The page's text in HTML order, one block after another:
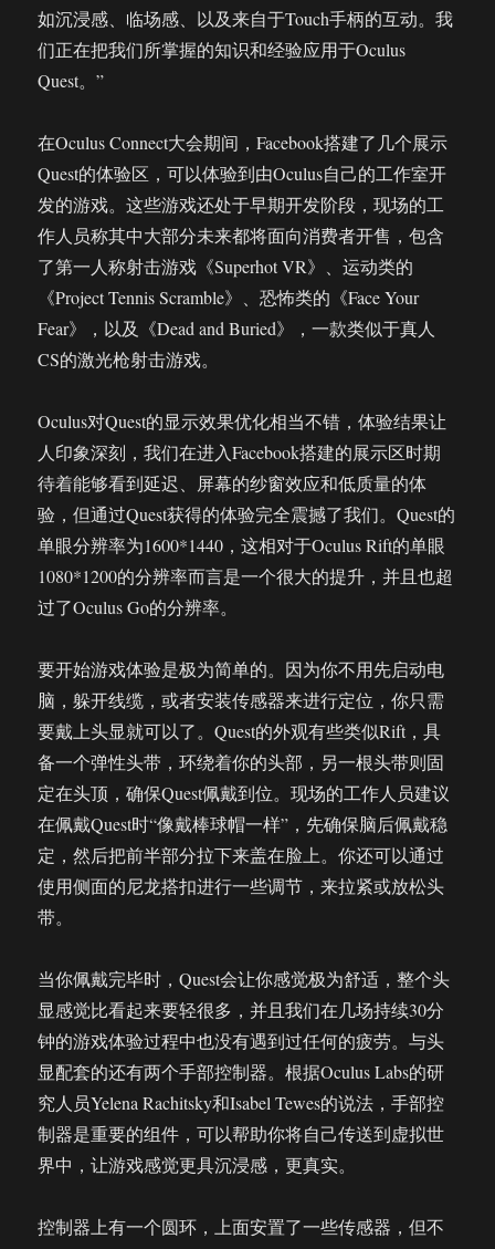
如沉浸感、临场感、以及来自于Touch手柄的互动。我
们正在把我们所掌握的知识和经验应用于Oculus
Quest。”
在Oculus Connect大会期间，Facebook搭建了几个展示
Quest的体验区，可以体验到由Oculus自己的工作室开
发的游戏。这些游戏还处于早期开发阶段，现场的工
作人员称其中大部分未来都将面向消费者开售，包含
了第一人称射击游戏《Superhot VR》、运动类的
《Project Tennis Scramble》、恐怖类的《Face Your
Fear》，以及《Dead and Buried》，一款类似于真人
CS的激光枪射击游戏。
Oculus对Quest的显示效果优化相当不错，体验结果让
人印象深刻，我们在进入Facebook搭建的展示区时期
待着能够看到延迟、屏幕的纱窗效应和低质量的体
验，但通过Quest获得的体验完全震撼了我们。Quest的
单眼分辨率为1600*1440，这相对于Oculus Rift的单眼
1080*1200的分辨率而言是一个很大的提升，并且也超
过了Oculus Go的分辨率。
要开始游戏体验是极为简单的。因为你不用先启动电
脑，躲开线缆，或者安装传感器来进行定位，你只需
要戴上头显就可以了。Quest的外观有些类似Rift，具
备一个弹性头带，环绕着你的头部，另一根头带则固
定在头顶，确保Quest佩戴到位。现场的工作人员建议
在佩戴Quest时“像戴棒球帽一样”，先确保脑后佩戴稳
定，然后把前半部分拉下来盖在脸上。你还可以通过
使用侧面的尼龙搭扣进行一些调节，来拉紧或放松头
带。
当你佩戴完毕时，Quest会让你感觉极为舒适，整个头
显感觉比看起来要轻很多，并且我们在几场持续30分
钟的游戏体验过程中也没有遇到过任何的疲劳。与头
显配套的还有两个手部控制器。根据Oculus Labs的研
究人员Yelena Rachitsky和Isabel Tewes的说法，手部控
制器是重要的组件，可以帮助你将自己传送到虚拟世
界中，让游戏感觉更具沉浸感，更真实。
控制器上有一个圆环，上面安置了一些传感器，但不